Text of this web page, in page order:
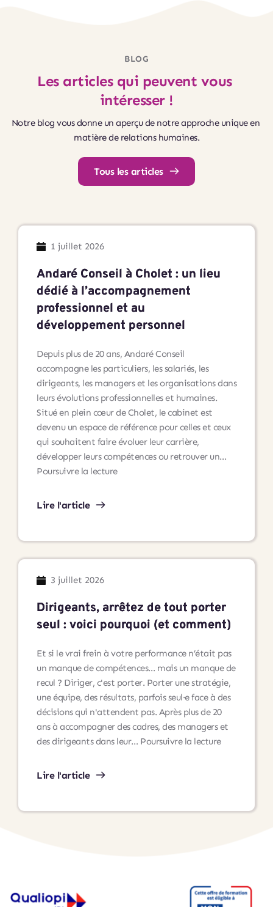
BLOG
Les articles qui peuvent vous
intéresser !
Notre blog vous donne un aperçu de notre approche unique en
matière de relations humaines.
Tous les articles
1 juillet 2026
Andaré Conseil à Cholet : un lieu
dédié à l’accompagnement
professionnel et au
développement personnel
Depuis plus de 20 ans, Andaré Conseil
accompagne les particuliers, les salariés, les
dirigeants, les managers et les organisations dans
leurs évolutions professionnelles et humaines.
Situé en plein cœur de Cholet, le cabinet est
devenu un espace de référence pour celles et ceux
qui souhaitent faire évoluer leur carrière,
développer leurs compétences ou retrouver un…
Poursuivre la lectureAndaré
un
lieu
l’accompagnement
professionnel
et
développement
Lire l'article
3 juillet 2026
Dirigeants, arrêtez de tout porter
seul : voici pourquoi (et comment)
Et si le vrai frein à votre performance n’était pas
un manque de compétences… mais un manque de
recul ? Diriger, c'est porter. Porter une stratégie,
une équipe, des résultats, parfois seul·e face à des
décisions qui n'attendent pas. Après plus de 20
ans à accompagner des cadres, des managers et
des dirigeants dans leur… Poursuivre la lectureDirigeants,
seul
comment)
Lire l'article